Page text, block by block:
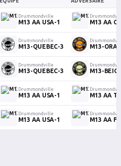
Drummondville
M13 AA USA-1 M13 AA
Drummondville
M13-QUEBEC-3 M13-
Drummondville
M13-QUEBEC-3 M13-
Drummondville
M13 AA USA-1 M13 AA
Drummondville
M13 AA USA-1 M13 AA